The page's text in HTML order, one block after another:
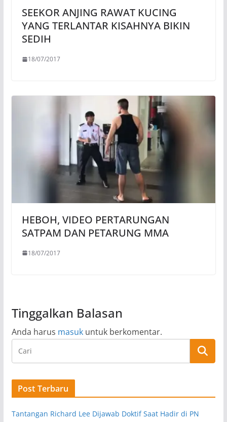
SEEKOR ANJING RAWAT KUCING
YANG TERLANTAR KISAHNYA BIKIN
SEDIH
18/07/2017
HEBOH, VIDEO PERTARUNGAN
SATPAM DAN PETARUNG MMA
18/07/2017
Tinggalkan Balasan
Anda harus masukuntuk berkomentar.
Post Terbaru
Tantangan Richard Lee Dijawab Doktif Saat Hadir di PN